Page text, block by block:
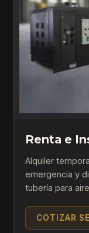
Renta e
Alquiler
emergencia y
tubería para
COTIZAR